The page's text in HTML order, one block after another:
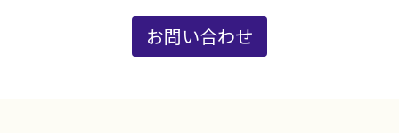
お問い合わせ